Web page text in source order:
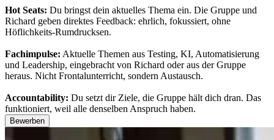
Hot Seats: Du bringst dein aktuelles Thema ein. Die Gruppe und
Richard geben direktes Feedback: ehrlich, fokussiert, ohne
Höflichkeits-Rumdrucksen.
Fachimpulse: Aktuelle Themen aus Testing, KI, Automatisierung
und Leadership, eingebracht von Richard oder aus der Gruppe
heraus. Nicht Frontalunterricht, sondern Austausch.
Accountability: Du setzt dir Ziele, die Gruppe hält dich dran. Das
funktioniert, weil alle denselben Anspruch haben.
Bewerben